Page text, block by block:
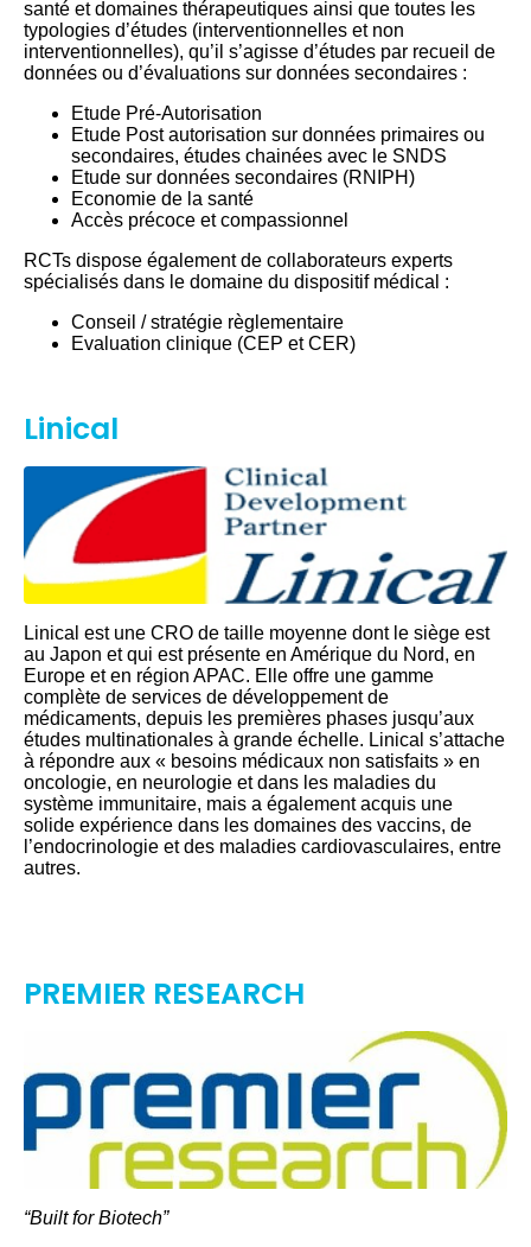
santé et domaines thérapeutiques ainsi que toutes les
typologies d’études (interventionnelles et non
interventionnelles), qu’il s’agisse d’études par recueil de
données ou d’évaluations sur données secondaires :
Etude Pré-Autorisation
Etude Post autorisation sur données primaires ou
secondaires, études chainées avec le SNDS
Etude sur données secondaires (RNIPH)
Economie de la santé
Accès précoce et compassionnel
RCTs dispose également de collaborateurs experts
spécialisés dans le domaine du dispositif médical :
Conseil / stratégie règlementaire
Evaluation clinique (CEP et CER)
Linical
Linical est une CRO de taille moyenne dont le siège est
au Japon et qui est présente en Amérique du Nord, en
Europe et en région APAC. Elle offre une gamme
complète de services de développement de
médicaments, depuis les premières phases jusqu’aux
études multinationales à grande échelle. Linical s’attache
à répondre aux « besoins médicaux non satisfaits » en
oncologie, en neurologie et dans les maladies du
système immunitaire, mais a également acquis une
solide expérience dans les domaines des vaccins, de
l’endocrinologie et des maladies cardiovasculaires, entre
autres.
PREMIER RESEARCH
“Built for Biotech”